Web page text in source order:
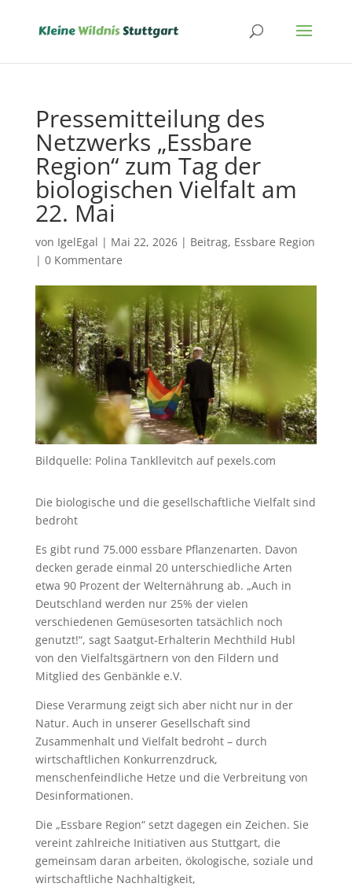
Pressemitteilung des
Netzwerks „Essbare
Region“ zum Tag der
biologischen Vielfalt am
22. Mai
von IgelEgal | Mai 22, 2026| Beitrag, Essbare Region
| 0 Kommentare
Bildquelle: Polina Tankllevitch auf pexels.com
Die biologische und die gesellschaftliche Vielfalt sind
bedroht
Es gibt rund 75.000 essbare Pflanzenarten. Davon
decken gerade einmal 20 unterschiedliche Arten
etwa 90 Prozent der Welternährung ab. „Auch in
Deutschland werden nur 25% der vielen
verschiedenen Gemüsesorten tatsächlich noch
genutzt!“, sagt Saatgut-Erhalterin Mechthild Hubl
von den Vielfaltsgärtnern von den Fildern und
Mitglied des Genbänkle e.V.
Diese Verarmung zeigt sich aber nicht nur in der
Natur. Auch in unserer Gesellschaft sind
Zusammenhalt und Vielfalt bedroht – durch
wirtschaftlichen Konkurrenzdruck,
menschenfeindliche Hetze und die Verbreitung von
Desinformationen.
Die „Essbare Region“ setzt dagegen ein Zeichen. Sie
vereint zahlreiche Initiativen aus Stuttgart, die
gemeinsam daran arbeiten, ökologische, soziale und
wirtschaftliche Nachhaltigkeit,